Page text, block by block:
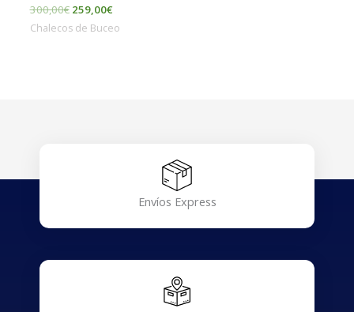
300,00€ 259,00€
Chalecos de Buceo
Envíos Express